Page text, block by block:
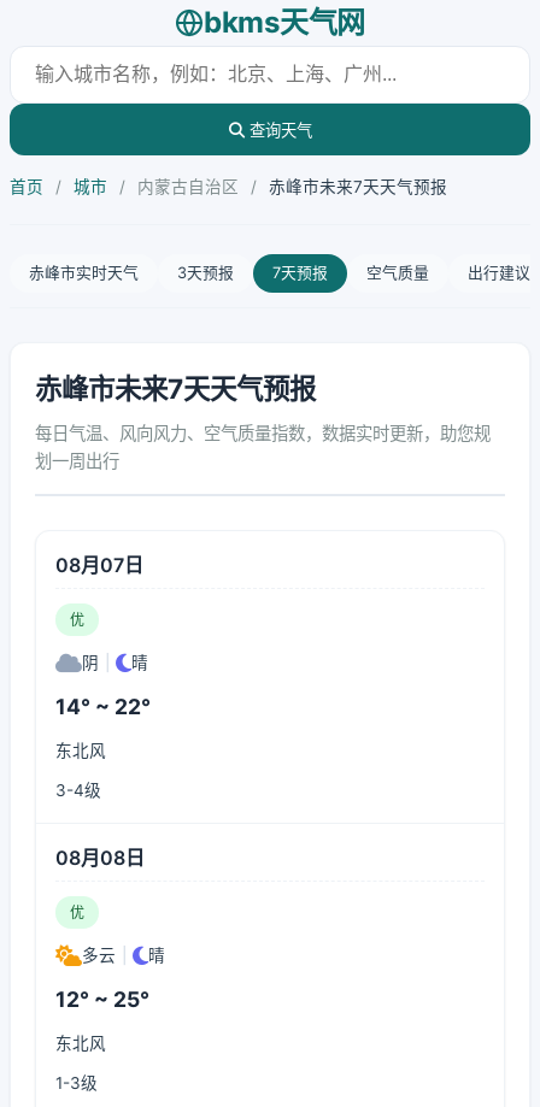
bkms天气网
查询天气
首页 / 城市 / 内蒙古自治区 / 赤峰市未来7天天气预报
赤峰市实时天气 3天预报 7天预报 空气质量 出行建议
赤峰市未来7天天气预报
每日气温、风向风力、空气质量指数，数据实时更新，助您规
划一周出行
08月07日
优
阴 晴
14° ~ 22°
东北风
3-4级
08月08日
优
多云 晴
12° ~ 25°
东北风
1-3级